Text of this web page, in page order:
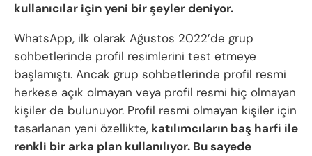
kullanıcılar için yeni bir şeyler deniyor.
WhatsApp, ilk olarak Ağustos 2022’de grup
sohbetlerinde profil resimlerini test etmeye
başlamıştı. Ancak grup sohbetlerinde profil resmi
herkese açık olmayan veya profil resmi hiç olmayan
kişiler de bulunuyor. Profil resmi olmayan kişiler için
tasarlanan yeni özellikte, katılımcıların baş harfi ile
renkli bir arka plan kullanılıyor. Bu sayede